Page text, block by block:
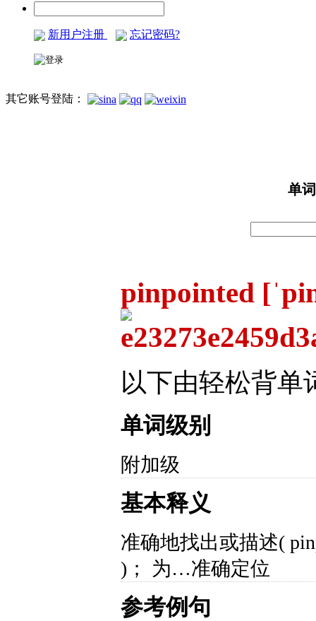
新用户注册 忘记密码?
其它账号登陆：
单
pinpointed
以下由轻松背单
单词级别
附加级
基本释义
准确地找出或描述(
)； 为…准确定位
参考例句